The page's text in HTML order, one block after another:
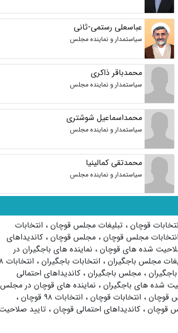
عباسعلی رستمی-ثانی
سیاستمدار و نماینده مجلس
محمدباقر ذاکری
سیاستمدار و نماینده مجلس
محمداسماعیل شوشتری
سیاستمدار و نماینده مجلس
محمدتقی کمالینیا
سیاستمدار و نماینده مجلس
قوچان ، تبلیغات مجلس قوچان ، انتخابات
انتخابات مجلس قوچان ، مجلس قوچان ، کاندیداهای
شده های قوچان ، نماینده های باجگیران در
مجلس باجگیران ، انتخابات باجگیران ،
، مجلس باجگیران ، کاندیداهای احتمالی
شده های باجگیران ، نماینده های قوچان در مجلس
قوچان ، انتخابات قوچان ، انتخابات ۹۸ قوچان
،
قوچان ، کاندیداهای احتمالی قوچان ، تایید